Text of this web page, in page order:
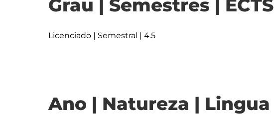
Grau | Semestres | ECTS
Licenciado | Semestral | 4.5
Ano | Natureza | Lingua